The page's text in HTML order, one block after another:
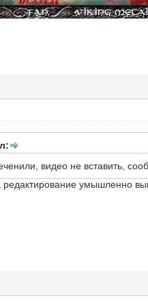
видео не вставить,
редактирование умышленно